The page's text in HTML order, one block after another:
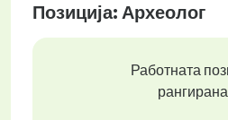
Позиција: Археолог
Работната